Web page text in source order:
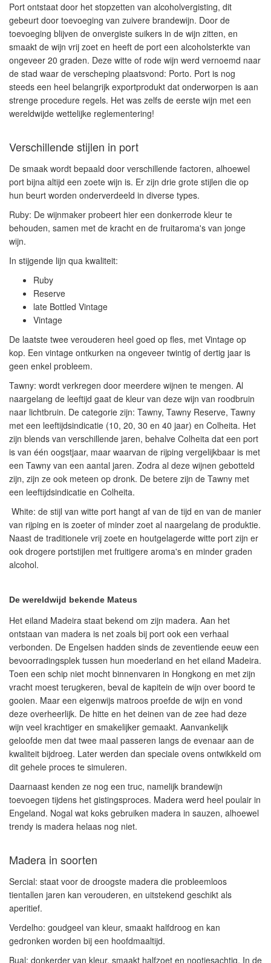
Port ontstaat door het stopzetten van alcoholvergisting, dit
gebeurt door toevoeging van zuivere brandewijn. Door de
toevoeging blijven de onvergiste suikers in de wijn zitten, en
smaakt de wijn vrij zoet en heeft de port een alcoholsterkte van
ongeveer 20 graden. Deze witte of rode wijn werd vernoemd naar
de stad waar de verscheping plaatsvond: Porto. Port is nog
steeds een heel belangrijk exportprodukt dat onderworpen is aan
strenge procedure regels. Het was zelfs de eerste wijn met een
wereldwijde wettelijke reglementering!
Verschillende stijlen in port
De smaak wordt bepaald door verschillende factoren, alhoewel
port bijna altijd een zoete wijn is. Er zijn drie grote stijlen die op
hun beurt worden onderverdeeld in diverse types.
Ruby: De wijnmaker probeert hier een donkerrode kleur te
behouden, samen met de kracht en de fruitaroma's van jonge
wijn.
In stijgende lijn qua kwaliteit:
Ruby
Reserve
late Bottled Vintage
Vintage
De laatste twee verouderen heel goed op fles, met Vintage op
kop. Een vintage ontkurken na ongeveer twintig of dertig jaar is
geen enkel probleem.
Tawny: wordt verkregen door meerdere wijnen te mengen. Al
naargelang de leeftijd gaat de kleur van deze wijn van roodbruin
naar lichtbruin. De categorie zijn: Tawny, Tawny Reserve, Tawny
met een leeftijdsindicatie (10, 20, 30 en 40 jaar) en Colheita. Het
zijn blends van verschillende jaren, behalve Colheita dat een port
is van één oogstjaar, maar waarvan de rijping vergelijkbaar is met
een Tawny van een aantal jaren. Zodra al deze wijnen gebotteld
zijn, zijn ze ook meteen op dronk. De betere zijn de Tawny met
een leeftijdsindicatie en Colheita.
White: de stijl van witte port hangt af van de tijd en van de manier
van rijping en is zoeter of minder zoet al naargelang de produktie.
Naast de traditionele vrij zoete en houtgelagerde witte port zijn er
ook drogere portstijlen met fruitigere aroma's en minder graden
alcohol.
De wereldwijd bekende Mateus
Het eiland Madeira staat bekend om zijn madera. Aan het
ontstaan van madera is net zoals bij port ook een verhaal
verbonden. De Engelsen hadden sinds de zeventiende eeuw een
bevoorradingsplek tussen hun moederland en het eiland Madeira.
Toen een schip niet mocht binnenvaren in Hongkong en met zijn
vracht moest terugkeren, beval de kapitein de wijn over boord te
gooien. Maar een eigenwijs matroos proefde de wijn en vond
deze overheerlijk. De hitte en het deinen van de zee had deze
wijn veel krachtiger en smakelijker gemaakt. Aanvankelijk
geloofde men dat twee maal passeren langs de evenaar aan de
kwaliteit bijdroeg. Later werden dan speciale ovens ontwikkeld om
dit gehele proces te simuleren.
Daarnaast kenden ze nog een truc, namelijk brandewijn
toevoegen tijdens het gistingsproces. Madera werd heel poulair in
Engeland. Nogal wat koks gebruiken madera in sauzen, alhoewel
trendy is madera helaas nog niet.
Madera in soorten
Sercial: staat voor de droogste madera die probleemloos
tientallen jaren kan verouderen, en uitstekend geschikt als
aperitief.
Verdelho: goudgeel van kleur, smaakt halfdroog en kan
gedronken worden bij een hoofdmaaltijd.
Bual: donkerder van kleur, smaakt halfzoet en nootjesachtig. In de